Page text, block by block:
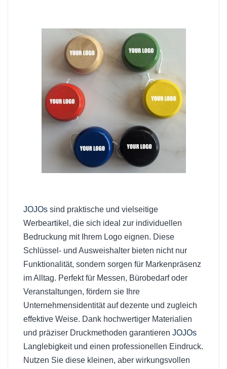
JOJOs sind praktische und vielseitige
Werbeartikel, die sich ideal zur individuellen
Bedruckung mit Ihrem Logo eignen. Diese
Schlüssel- und Ausweishalter bieten nicht nur
Funktionalität, sondern sorgen für Markenpräsenz
im Alltag. Perfekt für Messen, Bürobedarf oder
Veranstaltungen, fördern sie Ihre
Unternehmensidentität auf dezente und zugleich
effektive Weise. Dank hochwertiger Materialien
und präziser Druckmethoden garantieren JOJOs
Langlebigkeit und einen professionellen Eindruck.
Nutzen Sie diese kleinen, aber wirkungsvollen